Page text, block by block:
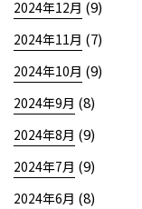
2024年12月 (9)
2024年11月 (7)
2024年10月 (9)
2024年9月 (8)
2024年8月 (9)
2024年7月 (9)
2024年6月 (8)